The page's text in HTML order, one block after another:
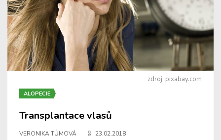
zdroj: pixabay.com
ALOPECIE
Transplantace vlasů
VERONIKA TŮMOVÁ 23.02.2018